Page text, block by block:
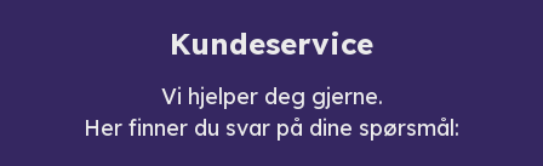
Kundeservice
Vi hjelper deg gjerne.
Her finner du svar på dine spørsmål: